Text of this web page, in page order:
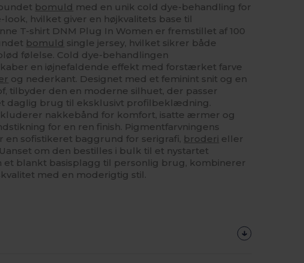
bomuld med en unik cold dye-behandling for
hvilket giver en højkvalitets base til
T-shirt DNM Plug In Women er fremstillet af 100
bomuld single jersey, hvilket sikrer både
følelse. Cold dye-behandlingen
en iøjnefaldende effekt med forstærket farve
og nederkant. Designet med et feminint snit og en
tilbyder den en moderne silhuet, der passer
daglig brug til eksklusivt profilbeklædning.
nakkebånd for komfort, isatte ærmer og
for en ren finish. Pigmentfarvningens
en sofistikeret baggrund for serigrafi, broderi eller
om den bestilles i bulk til et nystartet
blankt basisplagg til personlig brug, kombinerer
med en moderigtig stil.